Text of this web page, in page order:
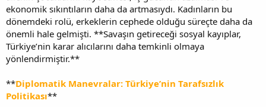
ekonomik sıkıntıların daha da artmasıydı. Kadınların bu
dönemdeki rolü, erkeklerin cephede olduğu süreçte daha da
önemli hale gelmişti. **Savaşın getireceği sosyal kayıplar,
Türkiye’nin karar alıcılarını daha temkinli olmaya
yönlendirmiştir.**
**Diplomatik Manevralar: Türkiye’nin Tarafsızlık
Politikası**